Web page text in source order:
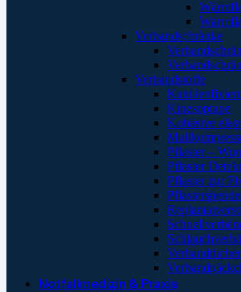
Verbandschränke
Verbandstoffe
Kinesoptape
Kohäsive
Pflaster –
Pflaster
Pflaster zur
Verbandtücher
Notfallmedizin & Praxis